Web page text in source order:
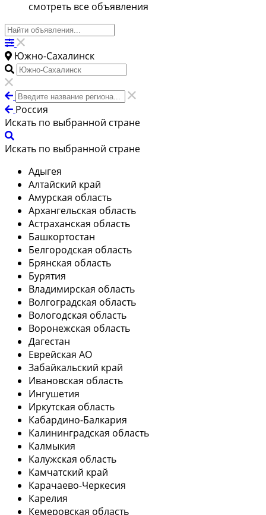
смотреть все объявления
Южно-Сахалинск
Россия
Искать по выбранной стране
Искать по выбранной стране
Адыгея
Алтайский край
Амурская область
Архангельская область
Астраханская область
Башкортостан
Белгородская область
Брянская область
Бурятия
Владимирская область
Волгоградская область
Вологодская область
Воронежская область
Дагестан
Еврейская АО
Забайкальский край
Ивановская область
Ингушетия
Иркутская область
Кабардино-Балкария
Калининградская область
Калмыкия
Калужская область
Камчатский край
Карачаево-Черкесия
Карелия
Кемеровская область